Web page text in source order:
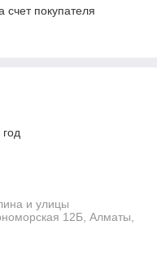
счет покупателя
и улицы
12Б, Алматы,